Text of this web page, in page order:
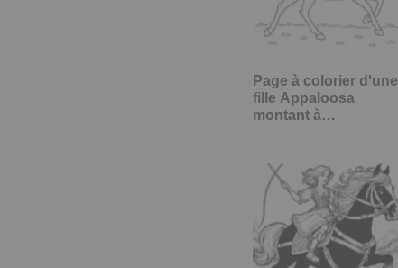
Page à colorier d'une
fille Appaloosa
montant à…